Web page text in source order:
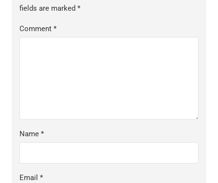
fields are marked *
Comment *
Name *
Email *